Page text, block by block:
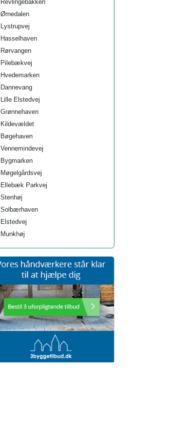
Revlingebakken
Ørnedalen
Lystrupvej
Hasselhaven
Rørvangen
Pilebækvej
Hvedemarken
Dannevang
Lille Elstedvej
Grønnehaven
Kildevældet
Bøgehaven
Vennemindevej
Bygmarken
Møgelgårdsvej
Ellebæk Parkvej
Stenhøj
Solbærhaven
Elstedvej
Munkhøj